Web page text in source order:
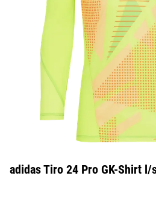
adidas Tiro 24 Pro GK-Shirt l/